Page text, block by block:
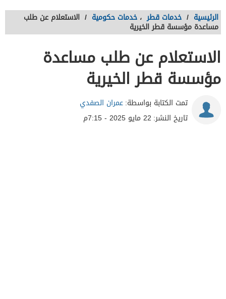
الرئيسية / خدمات قطر ، خدمات حكومية / الاستعلام عن طلب
مساعدة مؤسسة قطر الخيرية
الاستعلام عن طلب مساعدة
مؤسسة قطر الخيرية
تمت الكتابة بواسطة:عمران الصفدي
تاريخ النشر: 22 مايو 2025 - 7:15م